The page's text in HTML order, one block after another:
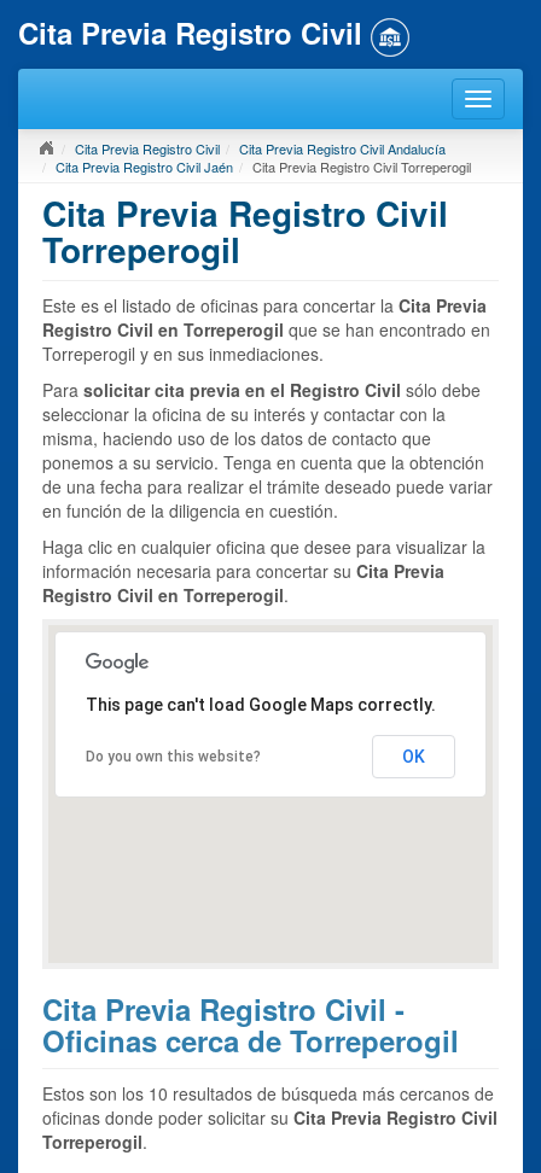
Cita Previa Registro Civil
Cita Previa Registro Civil
Cita Previa Registro Civil Andalucía
Cita Previa Registro Civil Jaén
Cita Previa Registro Civil Torreperogil
Cita Previa Registro Civil
Torreperogil
Este es el listado de oficinas para concertar la Cita Previa
Registro Civil en Torreperogil que se han encontrado en
Torreperogil y en sus inmediaciones.
Para solicitar cita previa en el Registro Civil sólo debe
seleccionar la oficina de su interés y contactar con la
misma, haciendo uso de los datos de contacto que
ponemos a su servicio. Tenga en cuenta que la obtención
de una fecha para realizar el trámite deseado puede variar
en función de la diligencia en cuestión.
Haga clic en cualquier oficina que desee para visualizar la
información necesaria para concertar su Cita Previa
Registro Civil en Torreperogil.
This page can't load Google Maps correctly.
Do you own this website? OK
Cita Previa Registro Civil -
Oficinas cerca de Torreperogil
Estos son los 10 resultados de búsqueda más cercanos de
oficinas donde poder solicitar su Cita Previa Registro Civil
Torreperogil.